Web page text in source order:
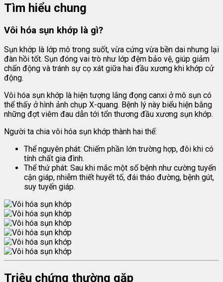
Tìm hiểu chung
Vôi hóa sụn khớp là gì?
Sụn khớp là lớp mô trong suốt, vừa cứng vừa bền dai nhưng lại
đàn hồi tốt. Sụn đóng vai trò như lớp đệm bảo vệ, giúp giảm
chấn động và tránh sự cọ xát giữa hai đầu xương khi khớp cử
động.
Vôi hóa sụn khớp là hiện tượng lắng đọng canxi ở mô sụn có
thể thấy ở hình ảnh chụp X-quang. Bệnh lý này biểu hiện bằng
những đợt viêm đau dẫn tới tổn thương đầu xương sụn khớp.
Người ta chia vôi hóa sụn khớp thành hai thể:
Thể nguyên phát: Chiếm phần lớn trường hợp, đôi khi có
tính chất gia đình.
Thể thứ phát: Sau khi mắc một số bệnh như cường tuyến
cận giáp, nhiễm thiết huyết tố, đái tháo đường, bệnh gút,
suy tuyến giáp.
Triệu chứng thường gặp